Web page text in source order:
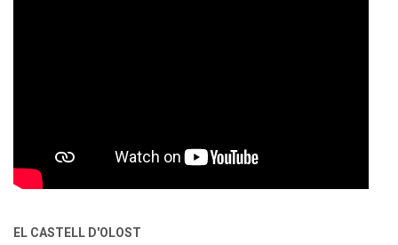
EL CASTELL D'OLOST